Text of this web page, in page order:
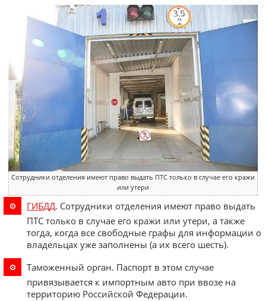
Сотрудники отделения имеют право выдать ПТС только в случае его кражи
или утери
ГИБДД. Сотрудники отделения имеют право выдать
ПТС только в случае его кражи или утери, а также
тогда, когда все свободные графы для информации о
владельцах уже заполнены (а их всего шесть).
Таможенный орган. Паспорт в этом случае
привязывается к импортным авто при ввозе на
территорию Российской Федерации.